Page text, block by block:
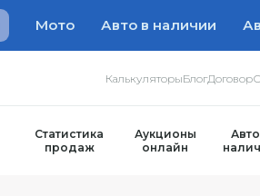
Мото Авто в наличии
КалькуляторыБлогДоговор
Статистика
продаж
Аукционы
онлайн